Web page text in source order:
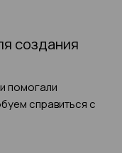
создания
помогали
справиться с